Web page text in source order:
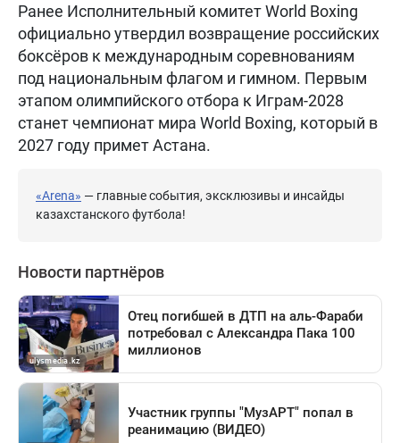
Ранее Исполнительный комитет World Boxing
официально утвердил возвращение российских
боксёров к международным соревнованиям
под национальным флагом и гимном. Первым
этапом олимпийского отбора к Играм-2028
станет чемпионат мира World Boxing, который в
2027 году примет Астана.
«Arena» — главные события, эксклюзивы и инсайды
казахстанского футбола!